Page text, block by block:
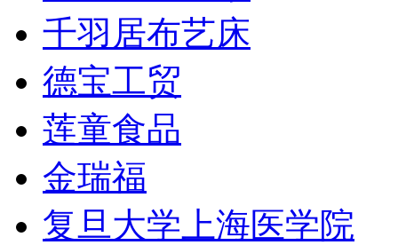
千羽居布艺床
德宝工贸
莲童食品
金瑞福
复旦大学上海医学院